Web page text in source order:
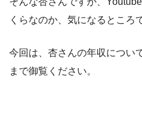
くらなのか、気になるところ
今回は、杏さんの年収につい
まで御覧ください。